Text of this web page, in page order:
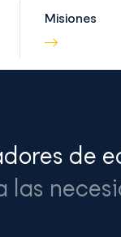
Misiones
de
las